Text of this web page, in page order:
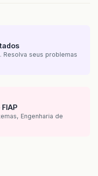
seus problemas
Engenharia de